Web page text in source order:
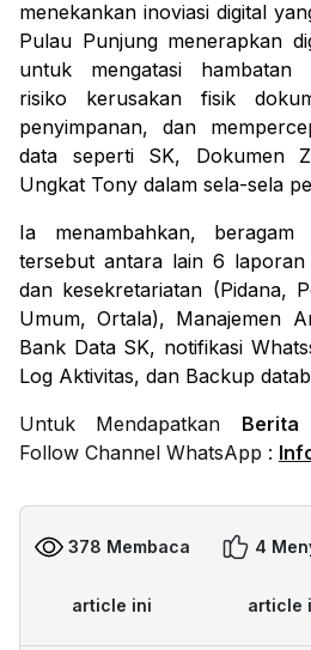
menekankan inoviasi digital
Pulau Punjung menerapkan
untuk mengatasi hambatan
risiko kerusakan fisik
penyimpanan, dan
data seperti SK, Dokumen
Ungkat Tony dalam sela-sela
Ia menambahkan,
tersebut antara lain 6 laporan
dan kesekretariatan (Pidana,
Umum, Ortala), Manajemen
Bank Data SK, notifikasi
Log Aktivitas, dan Backup
Untuk Mendapatkan Berita
Follow Channel WhatsApp :
378 Membaca
article ini
4
article